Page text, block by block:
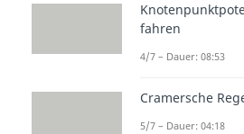
griechischen
Faktor kann
liegen. Für
würdest du
Basisstrom
fahren
4/7 – Dauer: 08:53
Cramersche
5/7 – Dauer: 04:18